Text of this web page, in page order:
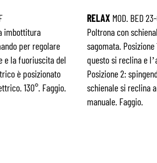
imbottitura
per regolare
e la fuoriuscita del
è posizionato
130°. Faggio.
RELAX MOD. BED
Poltrona con
sagomata.
questo si reclina e
Posizione 2:
schienale si reclina
manuale. Faggio.